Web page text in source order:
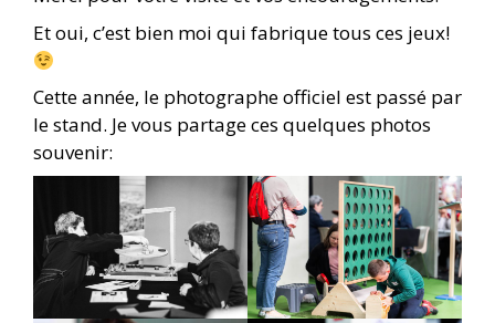
Et oui, c’est bien moi qui fabrique tous ces jeux!
Cette année, le photographe officiel est passé par
le stand. Je vous partage ces quelques photos
souvenir: